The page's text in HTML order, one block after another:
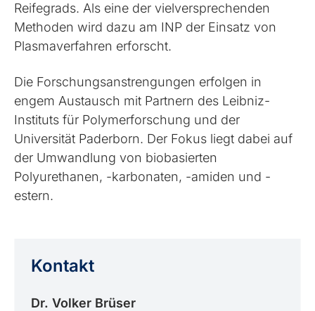
Reifegrads. Als eine der vielversprechenden
Methoden wird dazu am INP der Einsatz von
Plasmaverfahren erforscht.
Die Forschungsanstrengungen erfolgen in
engem Austausch mit Partnern des Leibniz-
Instituts für Polymerforschung und der
Universität Paderborn. Der Fokus liegt dabei auf
der Umwandlung von biobasierten
Polyurethanen, -karbonaten, -amiden und -
estern.
Kontakt
Dr. Volker Brüser